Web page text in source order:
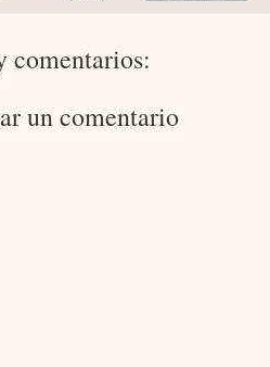
comentarios:
un comentario